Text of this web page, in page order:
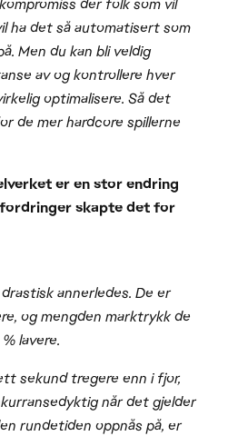
ha det så automatisert som
Men du kan bli veldig
av og kontrollere hver
optimalisere. Så det
de mer hardcore spillerne
er en stor endring
skapte det for
annerledes. De er
og mengden marktrykk de
lavere.
sekund tregere enn i fjor,
når det gjelder
rundetiden oppnås på, er